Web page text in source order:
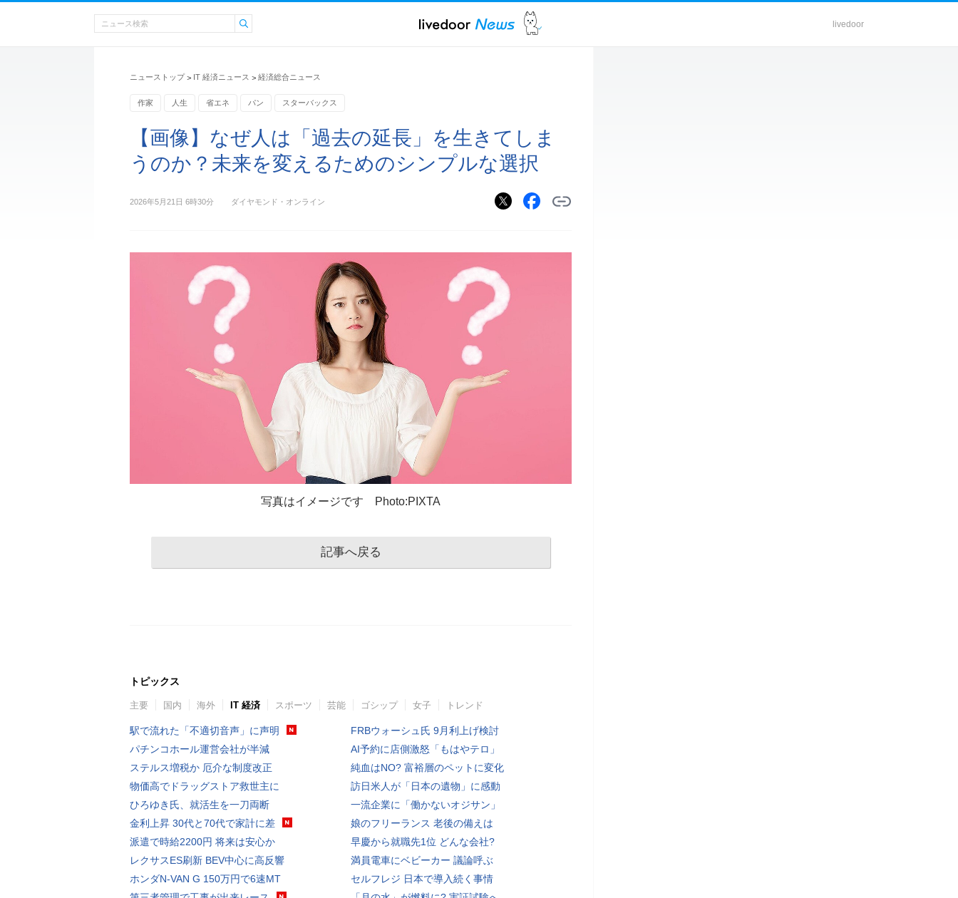
livedoor
ニューストップ > IT 経済ニュース > 経済総合ニュース
作家 人生 省エネ パン スターバックス
【画像】なぜ人は「過去の延長」を生きてしま
うのか？未来を変えるためのシンプルな選択
2026年5月21日 6時30分 ダイヤモンド・オンライン
写真はイメージです Photo:PIXTA
記事へ戻る
トピックス
主要 国内 海外 IT 経済 スポーツ 芸能 ゴシップ 女子 トレンド
駅で流れた「不適切音声」に声明
パチンコホール運営会社が半減
ステルス増税か 厄介な制度改正
物価高でドラッグストア救世主に
ひろゆき氏、就活生を一刀両断
金利上昇 30代と70代で家計に差
派遣で時給2200円 将来は安心か
レクサスES刷新 BEV中心に高反響
ホンダN-VAN G 150万円で6速MT
FRBウォーシュ氏 9月利上げ検討
AI予約に店側激怒「もはやテロ」
純血はNO? 富裕層のペットに変化
訪日米人が「日本の遺物」に感動
一流企業に「働かないオジサン」
娘のフリーランス 老後の備えは
早慶から就職先1位 どんな会社?
満員電車にベビーカー 議論呼ぶ
セルフレジ 日本で導入続く事情